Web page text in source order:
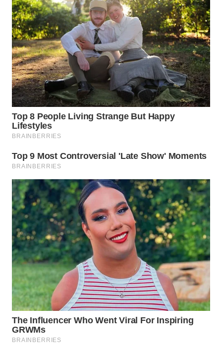
WN
SULSEL
WN
GORONTALO
WN
SULUT
WN
MALUKU
WN
MALUT
WN
DAIRI
WN
DANAU
TOBA
WN
NIAS
WN
LANGKAT
WN